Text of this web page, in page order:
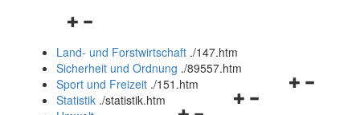
Navigationsmenü
und
schließen
Land- und Forstwirtschaft ./147.htm
Sicherheit und Ordnung ./89557.htm
Navigationsmenü
Sport und Freizeit ./151.htm
Statistik ./statistik.htm